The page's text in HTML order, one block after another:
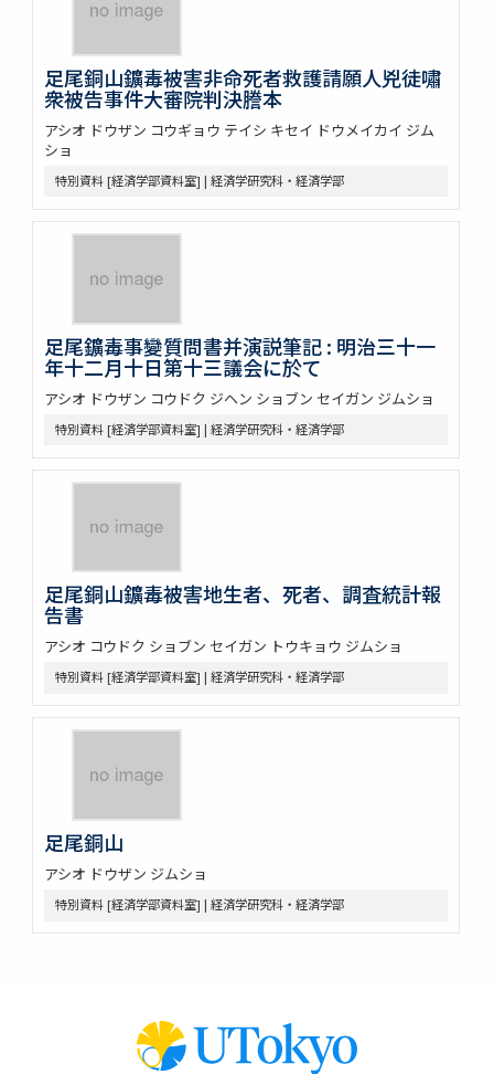
足尾銅山鑛毒被害非命死者救護請願人兇徒嘯
衆被告事件大審院判決謄本
アシオ ドウザン コウギョウ テイシ キセイ ドウメイカイ ジム
ショ
特別資料 [経済学部資料室] | 経済学研究科・経済学部
足尾鑛毒事變質問書并演説筆記 : 明治三十一
年十二月十日第十三議会に於て
アシオ ドウザン コウドク ジヘン ショブン セイガン ジムショ
特別資料 [経済学部資料室] | 経済学研究科・経済学部
足尾銅山鑛毒被害地生者、死者、調査統計報
告書
アシオ コウドク ショブン セイガン トウキョウ ジムショ
特別資料 [経済学部資料室] | 経済学研究科・経済学部
足尾銅山
アシオ ドウザン ジムショ
特別資料 [経済学部資料室] | 経済学研究科・経済学部